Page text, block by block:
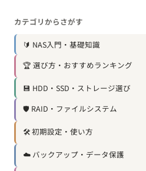
カテゴリからさがす
🔰 NAS入門・基礎知識
🏆 選び方・おすすめランキング
💾 HDD・SSD・ストレージ選び
🛡️ RAID・ファイルシステム
🛠️ 初期設定・使い方
☁️ バックアップ・データ保護